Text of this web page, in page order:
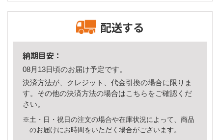
配送する
納期目安：
08月13日頃のお届け予定です。
決済方法が、クレジット、代金引換の場合に限りま
す。その他の決済方法の場合はこちら をご確認くだ
さい。
※土・日・祝日の注文の場合や在庫状況によって、商品
のお届けにお時間をいただく場合がございます。